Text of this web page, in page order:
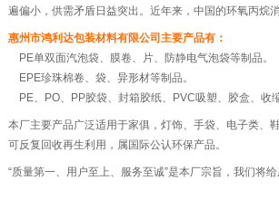
遍偏小，供需矛盾日益突出。近年来，中国的环氧丙烷
惠州市鸿利达包装材料有限公司主要产品有：
PE单双面汽泡袋、膜卷、片、防静电气泡袋等制品。
EPE珍珠棉卷、袋、异形材等制品。
PE、PO、PP胶袋、封箱胶纸、PVC吸塑、胶盒、收
本厂主要产品广泛适用于家俱，灯饰、手袋、电子类、
可反复回收再生利用，属国际公认环保产品。
“质量第一、用户至上、服务至诚”是本厂宗旨，我们将